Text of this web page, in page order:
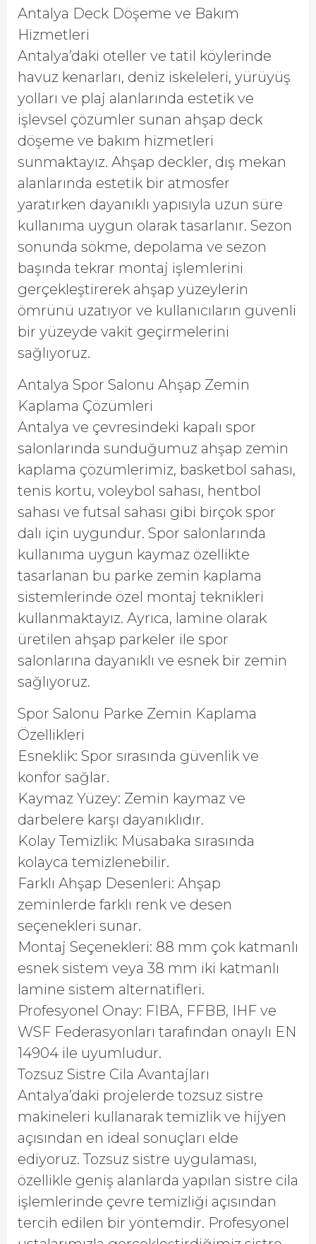
Antalya Deck Döşeme ve Bakım
Hizmetleri
Antalya’daki oteller ve tatil köylerinde
havuz kenarları, deniz iskeleleri, yürüyüş
yolları ve plaj alanlarında estetik ve
işlevsel çözümler sunan ahşap deck
döşeme ve bakım hizmetleri
sunmaktayız. Ahşap deckler, dış mekan
alanlarında estetik bir atmosfer
yaratırken dayanıklı yapısıyla uzun süre
kullanıma uygun olarak tasarlanır. Sezon
sonunda sökme, depolama ve sezon
başında tekrar montaj işlemlerini
gerçekleştirerek ahşap yüzeylerin
ömrünü uzatıyor ve kullanıcıların güvenli
bir yüzeyde vakit geçirmelerini
sağlıyoruz.
Antalya Spor Salonu Ahşap Zemin
Kaplama Çözümleri
Antalya ve çevresindeki kapalı spor
salonlarında sunduğumuz ahşap zemin
kaplama çözümlerimiz, basketbol sahası,
tenis kortu, voleybol sahası, hentbol
sahası ve futsal sahası gibi birçok spor
dalı için uygundur. Spor salonlarında
kullanıma uygun kaymaz özellikte
tasarlanan bu parke zemin kaplama
sistemlerinde özel montaj teknikleri
kullanmaktayız. Ayrıca, lamine olarak
üretilen ahşap parkeler ile spor
salonlarına dayanıklı ve esnek bir zemin
sağlıyoruz.
Spor Salonu Parke Zemin Kaplama
Özellikleri
Esneklik: Spor sırasında güvenlik ve
konfor sağlar.
Kaymaz Yüzey: Zemin kaymaz ve
darbelere karşı dayanıklıdır.
Kolay Temizlik: Müsabaka sırasında
kolayca temizlenebilir.
Farklı Ahşap Desenleri: Ahşap
zeminlerde farklı renk ve desen
seçenekleri sunar.
Montaj Seçenekleri: 88 mm çok katmanlı
esnek sistem veya 38 mm iki katmanlı
lamine sistem alternatifleri.
Profesyonel Onay: FIBA, FFBB, IHF ve
WSF Federasyonları tarafından onaylı EN
14904 ile uyumludur.
Tozsuz Sistre Cila Avantajları
Antalya’daki projelerde tozsuz sistre
makineleri kullanarak temizlik ve hijyen
açısından en ideal sonuçları elde
ediyoruz. Tozsuz sistre uygulaması,
özellikle geniş alanlarda yapılan sistre cila
işlemlerinde çevre temizliği açısından
tercih edilen bir yöntemdir. Profesyonel